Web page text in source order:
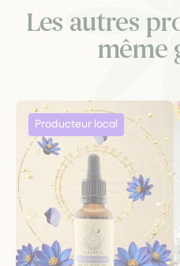
Les autres
même